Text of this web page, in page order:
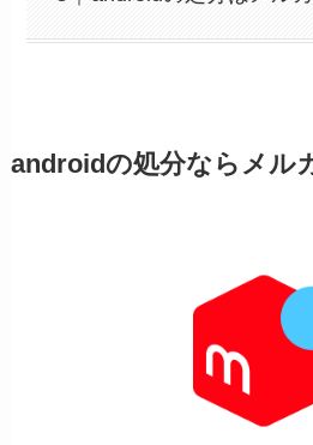
androidの処分ならメル